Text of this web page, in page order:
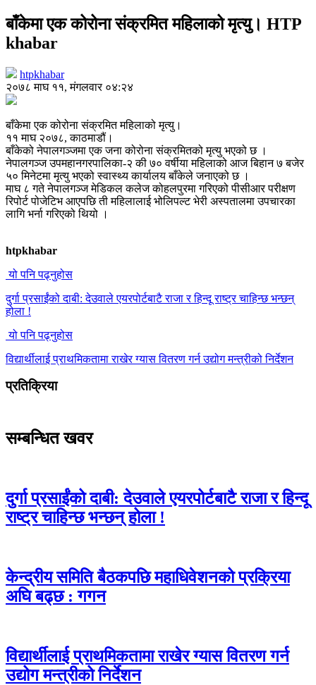
बाँकेमा एक कोरोना संक्रमित महिलाको मृत्यु। HTP
khabar
htpkhabar
२०७८ माघ ११, मंगलवार ०४:२४
बाँकेमा एक कोरोना संक्रमित महिलाको मृत्यु।
११ माघ २०७८, काठमाडौं।
बाँकेको नेपालगञ्जमा एक जना कोरोना संक्रमितको मृत्यु भएको छ ।
नेपालगञ्ज उपमहानगरपालिका-२ की ७० वर्षीया महिलाको आज बिहान ७ बजेर
५० मिनेटमा मृत्यु भएको स्वास्थ्य कार्यालय बाँकेले जनाएको छ ।
माघ ८ गते नेपालगञ्ज मेडिकल कलेज कोहलपुरमा गरिएको पीसीआर परीक्षण
रिपोर्ट पोजेटिभ आएपछि ती महिलालाई भोलिपल्ट भेरी अस्पतालमा उपचारका
लागि भर्ना गरिएको थियो ।
htpkhabar
यो पनि पढ्नुहोस
दुर्गा प्रसाईंको दाबी: देउवाले एयरपोर्टबाटै राजा र हिन्दू राष्ट्र चाहिन्छ भन्छन्
होला !
यो पनि पढ्नुहोस
विद्यार्थीलाई प्राथमिकतामा राखेर ग्यास वितरण गर्न उद्योग मन्त्रीको निर्देशन
प्रतिक्रिया
सम्बन्धित खवर
दुर्गा प्रसाईंको दाबी: देउवाले एयरपोर्टबाटै राजा र हिन्दू
राष्ट्र चाहिन्छ भन्छन् होला !
केन्द्रीय समिति बैठकपछि महाधिवेशनको प्रक्रिया
अघि बढ्छ : गगन
विद्यार्थीलाई प्राथमिकतामा राखेर ग्यास वितरण गर्न
उद्योग मन्त्रीको निर्देशन